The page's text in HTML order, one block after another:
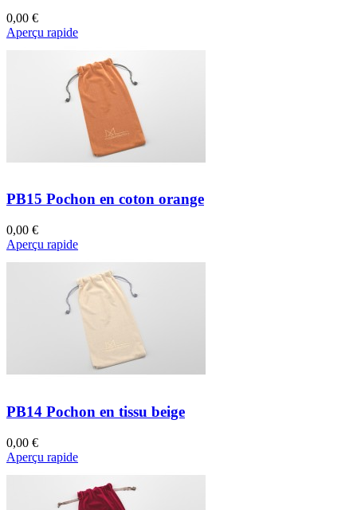
0,00 €
Aperçu rapide
PB15 Pochon en coton orange
0,00 €
Aperçu rapide
PB14 Pochon en tissu beige
0,00 €
Aperçu rapide